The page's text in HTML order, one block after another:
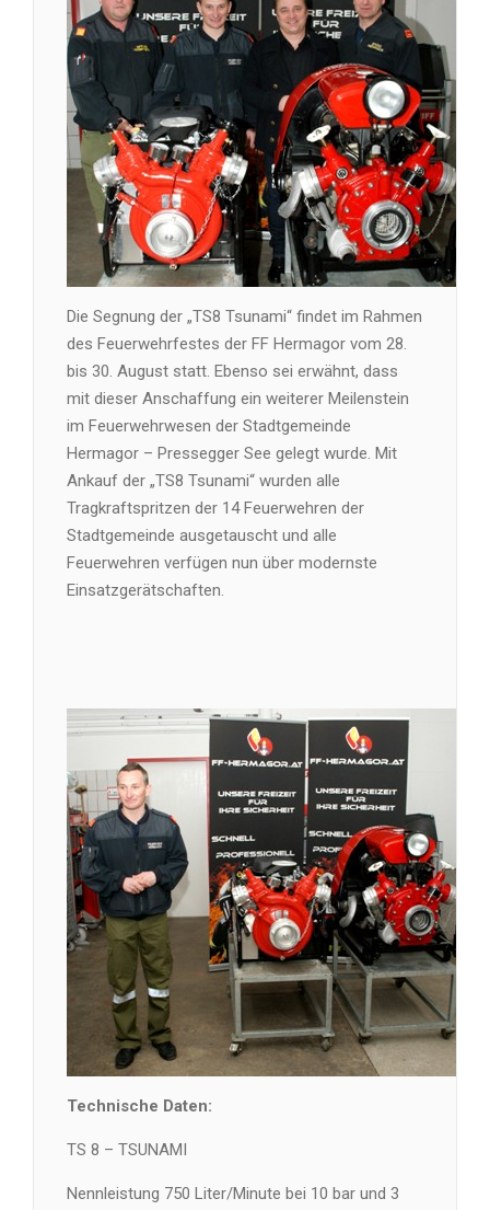
Die Segnung der „TS8 Tsunami“ findet im Rahmen
des Feuerwehrfestes der FF Hermagor vom 28.
bis 30. August statt. Ebenso sei erwähnt, dass
mit dieser Anschaffung ein weiterer Meilenstein
im Feuerwehrwesen der Stadtgemeinde
Hermagor – Pressegger See gelegt wurde. Mit
Ankauf der „TS8 Tsunami“ wurden alle
Tragkraftspritzen der 14 Feuerwehren der
Stadtgemeinde ausgetauscht und alle
Feuerwehren verfügen nun über modernste
Einsatzgerätschaften.
Technische Daten:
TS 8 – TSUNAMI
Nennleistung 750 Liter/Minute bei 10 bar und 3